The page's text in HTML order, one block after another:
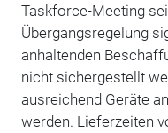
Taskforce-Meeting
Übergangsregelung
anhaltenden
nicht sichergestellt
ausreichend Geräte
werden. Lieferzeiten